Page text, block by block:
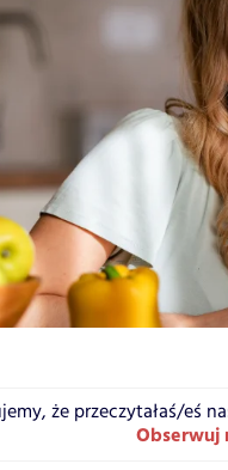
że przeczytałaś/eś
Obserwuj